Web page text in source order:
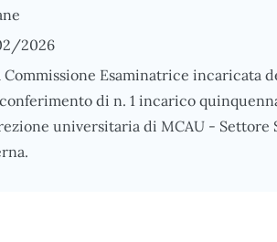
2026
Esaminatrice incaricata
di n. 1 incarico
universitaria di MCAU -